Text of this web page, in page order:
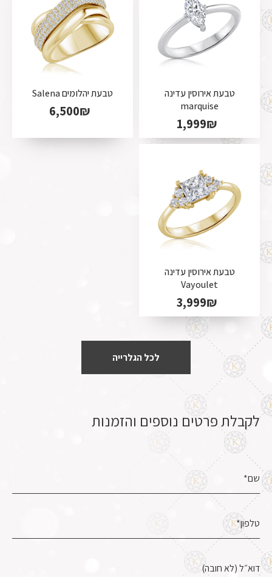
טבעת אירוסין עדינה
marquise
1,999₪
טבעת יהלומים Salena
6,500₪
טבעת אירוסין עדינה
Vayoulet
3,999₪
לכל הגלרייה
לקבלת פרטים נוספים והזמנות